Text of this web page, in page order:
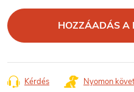
HOZZÁADÁS A
Kérdés Nyomon